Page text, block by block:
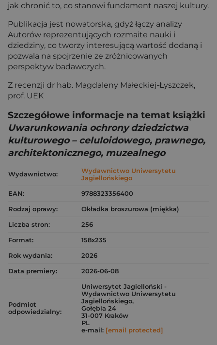
jak chronić to, co stanowi fundament naszej kultury.
Publikacja jest nowatorska, gdyż łączy analizy
Autorów reprezentujących rozmaite nauki i
dziedziny, co tworzy interesującą wartość dodaną i
pozwala na spojrzenie ze zróżnicowanych
perspektyw badawczych.
Z recenzji dr hab. Magdaleny Małeckiej-Łyszczek,
prof. UEK
Szczegółowe informacje na temat książki
Uwarunkowania ochrony dziedzictwa
kulturowego – celuloidowego, prawnego,
architektonicznego, muzealnego
Wydawnictwo:
Wydawnictwo Uniwersytetu
Jagiellońskiego
EAN:
9788323356400
Rodzaj oprawy:
Okładka broszurowa (miękka)
Liczba stron:
256
Format:
158x235
Rok wydania:
2026
Data premiery:
2026-06-08
Podmiot
odpowiedzialny:
Uniwersytet Jagielloński -
Wydawnictwo Uniwersytetu
Jagiellońskiego,
Gołębia 24
31-007 Kraków
PL
e-mail: [email protected]